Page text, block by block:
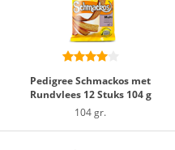
Pedigree Schmackos met
Rundvlees 12 Stuks 104 g
104 gr.